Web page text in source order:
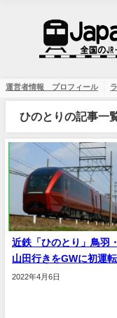
運営者情報 プロフィール
ひのとりの記事一
近鉄「ひのとり」鳥羽
山田行きをGWに初運
2022年4月6日